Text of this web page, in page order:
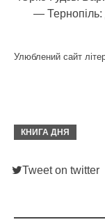
—
Улюблений сайт
КНИГА ДНЯ
Tweet on twitter